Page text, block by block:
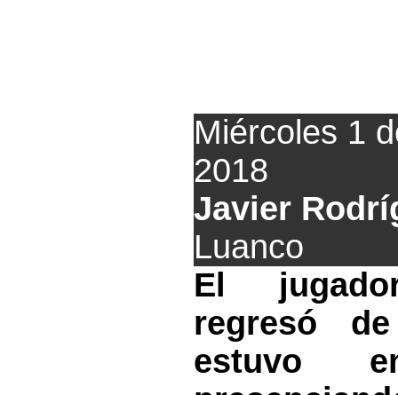
Miércoles 1
2018
Javier
Luanco
El
regresó
estuvo